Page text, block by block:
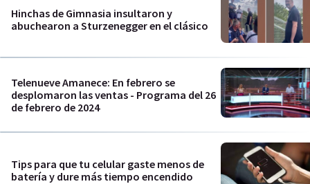
Hinchas de Gimnasia insultaron y
abuchearon a Sturzenegger en el clásico
Telenueve Amanece: En febrero se
desplomaron las ventas - Programa del 26
de febrero de 2024
Tips para que tu celular gaste menos de
batería y dure más tiempo encendido